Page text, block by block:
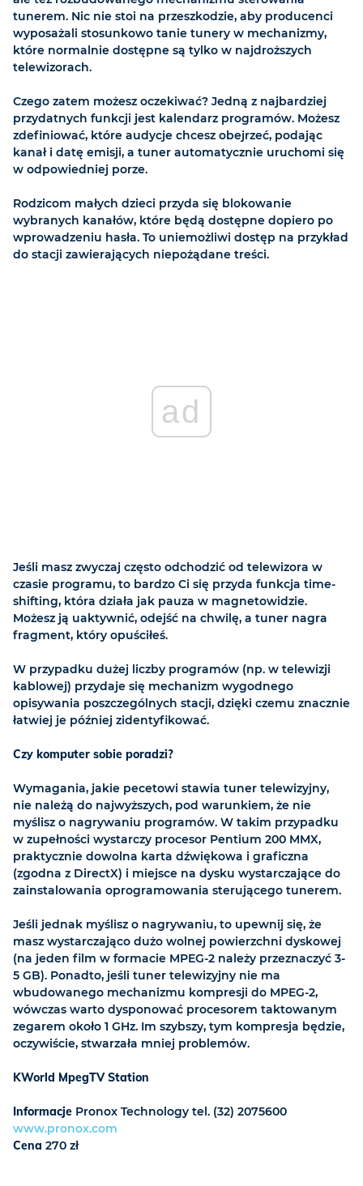
tunerem. Nic nie stoi na przeszkodzie, aby producenci
wyposażali stosunkowo tanie tunery w mechanizmy,
które normalnie dostępne są tylko w najdroższych
telewizorach.
Czego zatem możesz oczekiwać? Jedną z najbardziej
przydatnych funkcji jest kalendarz programów. Możesz
zdefiniować, które audycje chcesz obejrzeć, podając
kanał i datę emisji, a tuner automatycznie uruchomi się
w odpowiedniej porze.
Rodzicom małych dzieci przyda się blokowanie
wybranych kanałów, które będą dostępne dopiero po
wprowadzeniu hasła. To uniemożliwi dostęp na przykład
do stacji zawierających niepożądane treści.
ad
Jeśli masz zwyczaj często odchodzić od telewizora w
czasie programu, to bardzo Ci się przyda funkcja time-
shifting, która działa jak pauza w magnetowidzie.
Możesz ją uaktywnić, odejść na chwilę, a tuner nagra
fragment, który opuściłeś.
W przypadku dużej liczby programów (np. w telewizji
kablowej) przydaje się mechanizm wygodnego
opisywania poszczególnych stacji, dzięki czemu znacznie
łatwiej je później zidentyfikować.
Czy komputer sobie poradzi?
Wymagania, jakie pecetowi stawia tuner telewizyjny,
nie należą do najwyższych, pod warunkiem, że nie
myślisz o nagrywaniu programów. W takim przypadku
w zupełności wystarczy procesor Pentium 200 MMX,
praktycznie dowolna karta dźwiękowa i graficzna
(zgodna z DirectX) i miejsce na dysku wystarczające do
zainstalowania oprogramowania sterującego tunerem.
Jeśli jednak myślisz o nagrywaniu, to upewnij się, że
masz wystarczająco dużo wolnej powierzchni dyskowej
(na jeden film w formacie MPEG-2 należy przeznaczyć 3-
5 GB). Ponadto, jeśli tuner telewizyjny nie ma
wbudowanego mechanizmu kompresji do MPEG-2,
wówczas warto dysponować procesorem taktowanym
zegarem około 1 GHz. Im szybszy, tym kompresja będzie,
oczywiście, stwarzała mniej problemów.
KWorld MpegTV Station
Informacje Pronox Technology tel. (32) 2075600
www.pronox.com
Cena 270 zł